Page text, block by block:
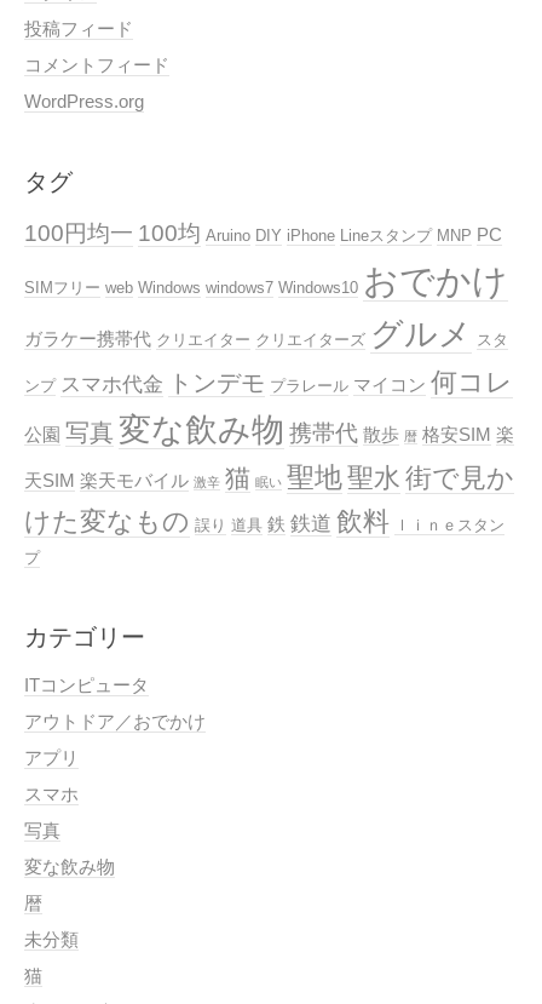
投稿フィード
コメントフィード
WordPress.org
タグ
100円均一 100均 Aruino DIY iPhone Lineスタンプ MNP PC
SIMフリー web Windows windows7 Windows10 おでかけ
ガラケー携帯代 クリエイター クリエイターズ グルメ スタ
ンプ スマホ代金 トンデモ プラレール マイコン 何コレ
公園 写真 変な飲み物 携帯代 散歩 暦 格安SIM 楽
天SIM 楽天モバイル 激辛 猫 眠い 聖地聖水 街で見か
けた変なもの 誤り 道具 鉄 鉄道 飲料
ｌｉｎｅスタン
プ
カテゴリー
ITコンピュータ
アウトドア／おでかけ
アプリ
スマホ
写真
変な飲み物
暦
未分類
猫